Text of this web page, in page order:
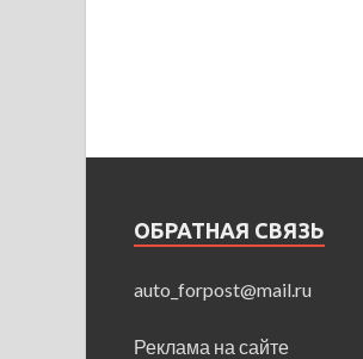
ОБРАТНАЯ СВЯЗЬ
auto_forpost@mail.ru
Реклама на сайте